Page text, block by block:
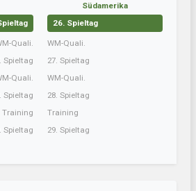
Quali.
Spieltag
Quali.
Spieltag
Training
Spieltag
Südamerika
26. Spieltag
WM-Quali.
27. Spieltag
WM-Quali.
28. Spieltag
Training
29. Spieltag